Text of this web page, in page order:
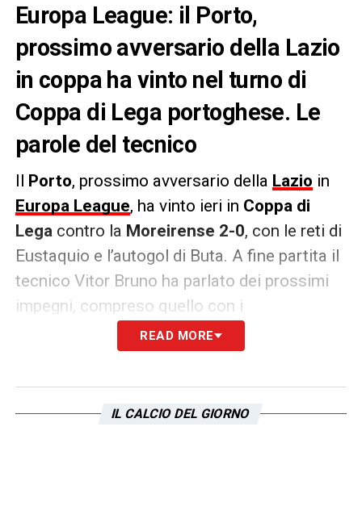
Europa League: il Porto,
prossimo avversario della Lazio
in coppa ha vinto nel turno di
Coppa di Lega portoghese. Le
parole del tecnico
Il Porto, prossimo avversario della Lazio in
Europa League, ha vinto ieri in Coppa di
Legacontro la Moreirense 2-0, con le reti di
Eustaquio e l’autogol di Buta. A fine partita il
tecnico Vitor Bruno ha parlato dei prossimi
impegni, compreso quello con i
contro squadre di alto livello. So che anche
READ MORE
IL CALCIO DEL GIORNO